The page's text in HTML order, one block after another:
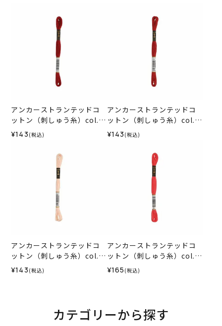
アンカーストランテッドコ
ットン（刺しゅう糸）col.1
015
¥143 (税込)
アンカーストランテッドコ
ットン（刺しゅう糸）col.1
014
¥143 (税込)
アンカーストランテッドコ
ットン（刺しゅう糸）col.1
012
¥143 (税込)
アンカーストランテッドコ
ットン（刺しゅう糸）col.0
035
¥165 (税込)
カテゴリーから探す